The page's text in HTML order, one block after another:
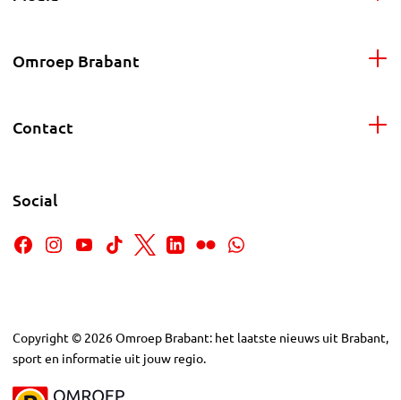
Omroep Brabant
Contact
Social
Copyright © 2026Omroep Brabant: het laatste nieuws uit Brabant,
sport en informatie uit jouw regio.